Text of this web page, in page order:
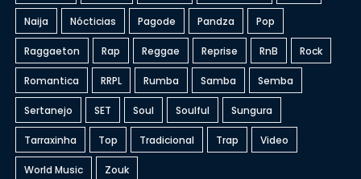
Naija Nócticias Pagode Pandza Pop
Raggaeton Rap Reggae Reprise RnB Rock
Romantica RRPL Rumba Samba Semba
Sertanejo SET Soul Soulful Sungura
Tarraxinha Top Tradicional Trap Video
World Music Zouk